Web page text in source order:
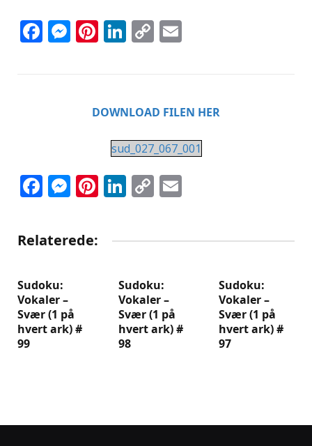
Facebook
Messenger
Pinterest
LinkedIn
Copy
DOWNLOAD FILEN HER
sud_027_067_001
Facebook
Messenger
Pinterest
LinkedIn
Copy
Relaterede:
Sudoku:
Vokaler –
Svær (1 på
hvert ark) #
99
Sudoku:
Vokaler –
Svær (1 på
hvert ark) #
98
Sudoku:
Vokaler –
Svær (1 på
hvert ark) #
97